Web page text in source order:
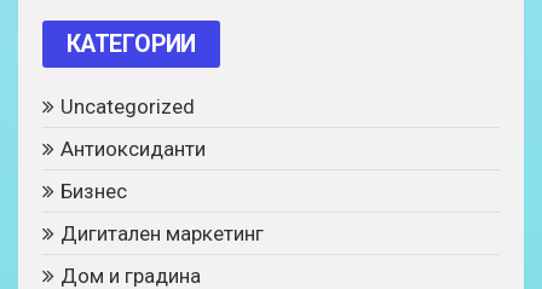
КАТЕГОРИИ
Uncategorized
Антиоксиданти
Бизнес
Дигитален маркетинг
Дом и градина